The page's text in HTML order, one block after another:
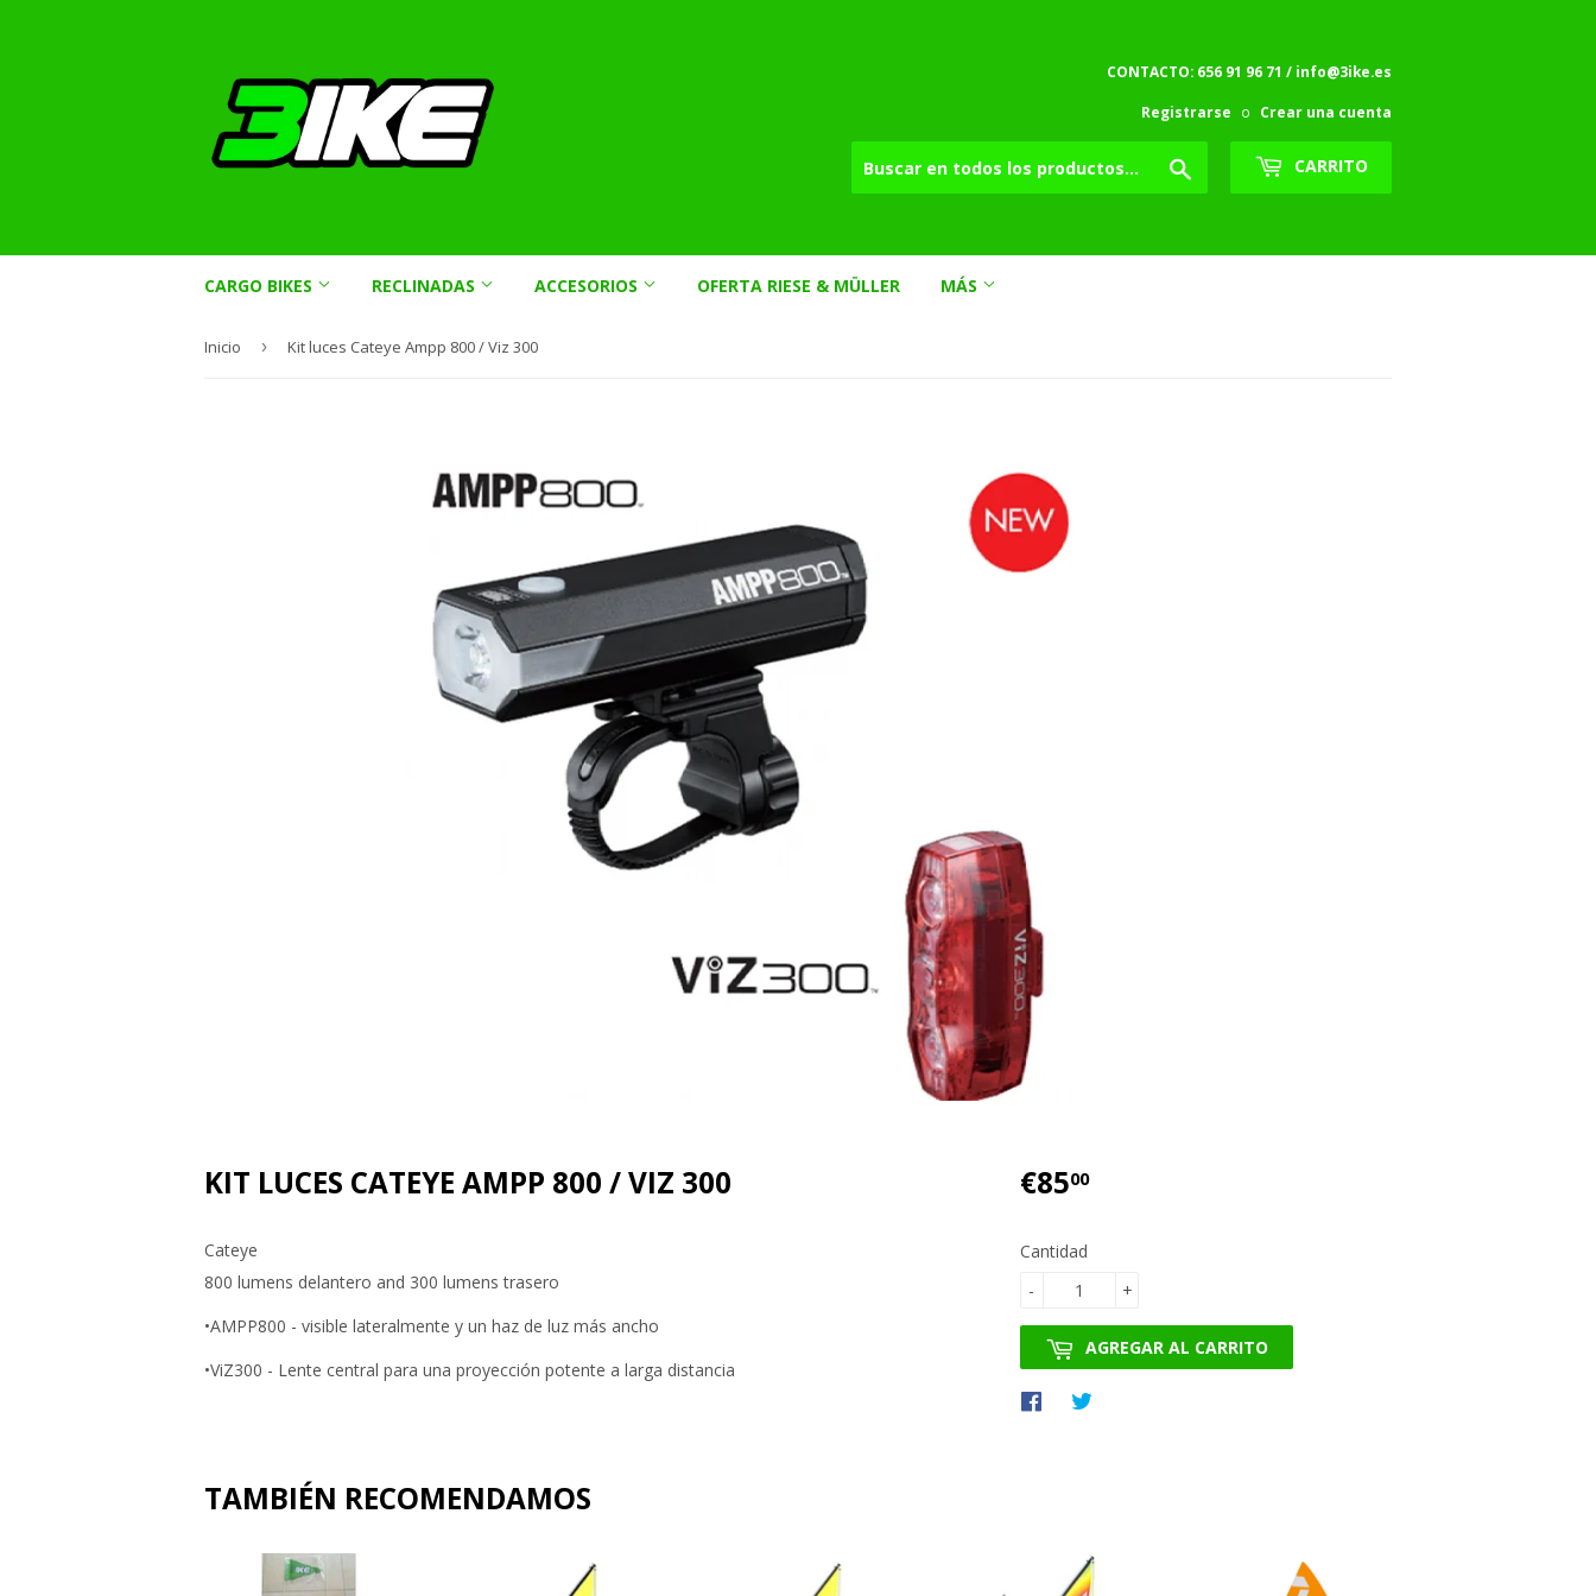
CONTACTO: 656 91 96 71 / info@3ike.es
Registrarse o Crear una cuenta
CARRITO
CARGO BIKES RECLINADAS ACCESORIOS OFERTA RIESE & MÜLLER MÁS
Inicio › Kit luces Cateye Ampp 800 / Viz 300
KIT LUCES CATEYE AMPP 800 / VIZ 300
Cateye
800 lumens delantero and 300 lumens trasero
•AMPP800 - visible lateralmente y un haz de luz más ancho
•ViZ300 - Lente central para una proyección potente a larga distancia
€8500€85.00
Cantidad
+
-
AGREGAR AL CARRITO
Compartir
TAMBIÉN RECOMENDAMOS